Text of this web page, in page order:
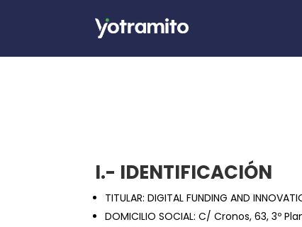
I.- IDENTIFICACIÓN
TITULAR: DIGITAL FUNDING AND
DOMICILIO SOCIAL: C/ Cronos, 63, 3º